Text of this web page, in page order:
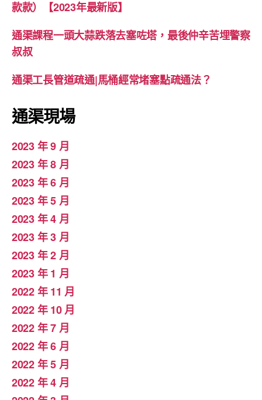
款款）【2023年最新版】
通渠課程一頭大蒜跌落去塞咗塔，最後仲辛苦埋警察
叔叔
通渠工長管道疏通|馬桶經常堵塞點疏通法？
通渠現場
2023 年 9 月
2023 年 8 月
2023 年 6 月
2023 年 5 月
2023 年 4 月
2023 年 3 月
2023 年 2 月
2023 年 1 月
2022 年 11 月
2022 年 10 月
2022 年 7 月
2022 年 6 月
2022 年 5 月
2022 年 4 月